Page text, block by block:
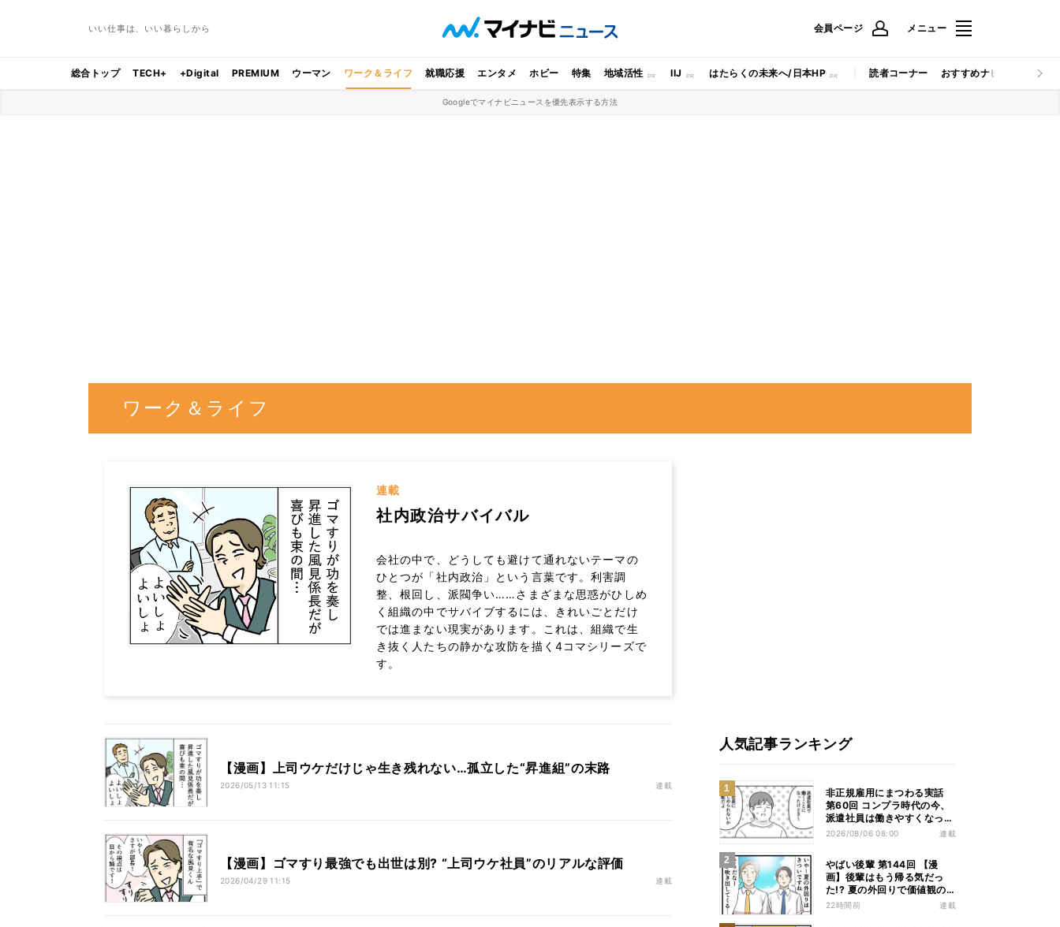
いい仕事は、いい暮らしから 会員ページ メニュー
総合トップ TECH+ +Digital PREMIUM ウーマン ワーク＆ライフ 就職応援 エンタメ ホビー 特集 地域活性 IIJ はたらくの未来へ/日本HP 読者コーナー おすすめナビ マイナビ
Googleでマイナビニュースを優先表示する方法
ワーク＆ライフ
連載
社内政治サバイバル
会社の中で、どうしても避けて通れないテーマの
ひとつが「社内政治」という言葉です。利害調
整、根回し、派閥争い……さまざまな思惑がひしめ
く組織の中でサバイブするには、きれいごとだけ
では進まない現実があります。これは、組織で生
き抜く人たちの静かな攻防を描く4コマシリーズで
す。
【漫画】上司ウケだけじゃ生き残れない…孤立した“昇進組”の末路
2026/05/13 11:15 連載
【漫画】ゴマすり最強でも出世は別? “上司ウケ社員”のリアルな評価
2026/04/29 11:15 連載
人気記事ランキング
非正規雇用にまつわる実話
第60回 コンプラ時代の今、
派遣社員は働きやすくなっ
た?
2026/08/06 08:00 連載
やばい後輩 第144回 【漫
画】後輩はもう帰る気だっ
た!? 夏の外回りで価値観の
違いを実感
22時間前 連載